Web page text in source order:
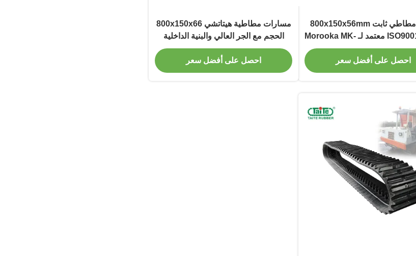
مسار مطاطي ثابت 800x150x56mm
ISO9001: 2015 معتمد لـ Morooka MK-
300 و MK-250 Dumper
احصل على أفضل سعر
مسارات مطاطية هيتاتشي 800x150x66
الحجم مع الجر العالي والبنية الداخلية
القوية
احصل على أفضل سعر